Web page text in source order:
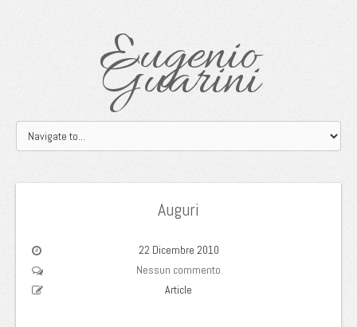
Eugenio
Guarini
Auguri
22 Dicembre 2010
Nessun commento
Article